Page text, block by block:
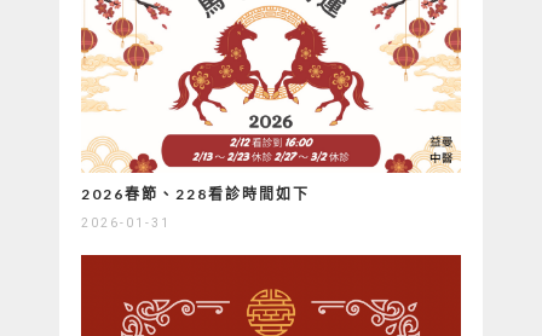
2026春節、228看診時間如下
2026-01-31